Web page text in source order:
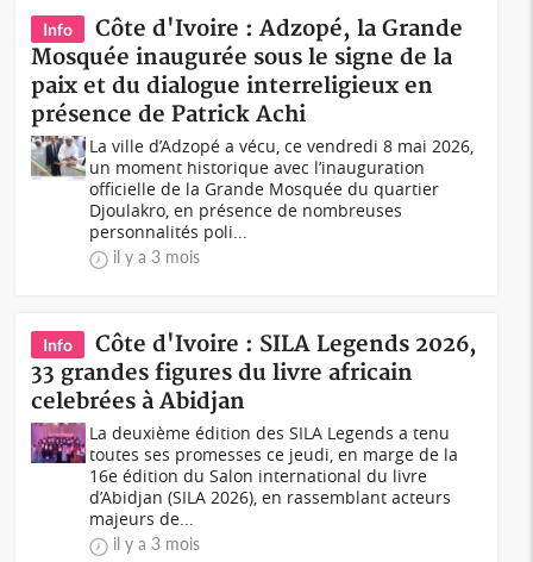
Info
Côte d'Ivoire : Adzopé, la Grande
Mosquée inaugurée sous le signe de la
paix et du dialogue interreligieux en
présence de Patrick Achi
La ville d’Adzopé a vécu, ce vendredi 8 mai 2026,
un moment historique avec l’inauguration
officielle de la Grande Mosquée du quartier
Djoulakro, en présence de nombreuses
personnalités poli...
il y a 3 mois
Info
Côte d'Ivoire : SILA Legends 2026,
33 grandes figures du livre africain
celebrées à Abidjan
La deuxième édition des SILA Legends a tenu
toutes ses promesses ce jeudi, en marge de la
16e édition du Salon international du livre
d’Abidjan (SILA 2026), en rassemblant acteurs
majeurs de...
il y a 3 mois